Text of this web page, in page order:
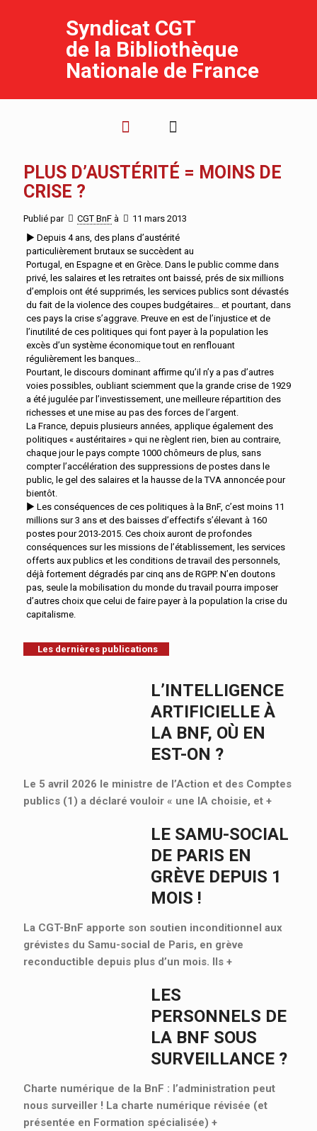
Syndicat CGT
de la Bibliothèque
Nationale de France
PLUS D’AUSTÉRITÉ = MOINS DE
CRISE ?
Publié par CGT BnF à
11 mars 2013
► Depuis 4 ans, des plans d’austérité
particulièrement brutaux se succèdent au
Portugal, en Espagne et en Grèce. Dans le public comme dans
privé, les salaires et les retraites ont baissé, prés de six millions
d’emplois ont été supprimés, les services publics sont dévastés
du fait de la violence des coupes budgétaires… et pourtant, dans
ces pays la crise s’aggrave. Preuve en est de l’injustice et de
l’inutilité de ces politiques qui font payer à la population les
excès d’un système économique tout en renflouant
régulièrement les banques…
Pourtant, le discours dominant affirme qu’il n’y a pas d’autres
voies possibles, oubliant sciemment que la grande crise de 1929
a été jugulée par l’investissement, une meilleure répartition des
richesses et une mise au pas des forces de l’argent.
La France, depuis plusieurs années, applique également des
politiques « austéritaires » qui ne règlent rien, bien au contraire,
chaque jour le pays compte 1000 chômeurs de plus, sans
compter l’accélération des suppressions de postes dans le
public, le gel des salaires et la hausse de la TVA annoncée pour
bientôt.
► Les conséquences de ces politiques à la BnF, c’est moins 11
millions sur 3 ans et des baisses d’effectifs s’élevant à 160
postes pour 2013-2015. Ces choix auront de profondes
conséquences sur les missions de l’établissement, les services
offerts aux publics et les conditions de travail des personnels,
déjà fortement dégradés par cinq ans de RGPP. N’en doutons
pas, seule la mobilisation du monde du travail pourra imposer
d’autres choix que celui de faire payer à la population la crise du
capitalisme.
Les dernières publications
L’INTELLIGENCE
ARTIFICIELLE À
LA BNF, OÙ EN
EST-ON ?
Le 5 avril 2026 le ministre de l’Action et des Comptes
publics (1) a déclaré vouloir « une IA choisie, et +
LE SAMU-SOCIAL
DE PARIS EN
GRÈVE DEPUIS 1
MOIS !
La CGT-BnF apporte son soutien inconditionnel aux
grévistes du Samu-social de Paris, en grève
reconductible depuis plus d’un mois. Ils +
LES
PERSONNELS DE
LA BNF SOUS
SURVEILLANCE ?
Charte numérique de la BnF : l’administration peut
nous surveiller ! La charte numérique révisée (et
présentée en Formation spécialisée) +